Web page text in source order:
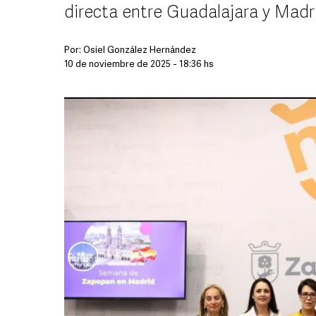
directa entre Guadalajara y
Por: Osiel González Hernández
10 de noviembre de 2025 - 18:36 hs